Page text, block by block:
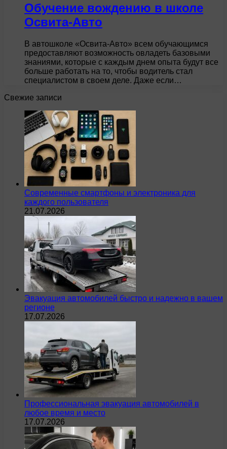
Обучение вождению в школе
Освита-Авто
В автошколе «Освита-Авто» всем обучающимся
предоставляют возможность овладеть базовыми
знаниями, которые с каждым днем опыта будут все
больше работать на то, чтобы водитель стал
специалистом в своем деле. Даже если…
Свежие записи
Современные смартфоны и электроника для
каждого пользователя
21.07.2026
Эвакуация автомобилей быстро и надежно в вашем
регионе
17.07.2026
Профессиональная эвакуация автомобилей в
любое время и место
17.07.2026